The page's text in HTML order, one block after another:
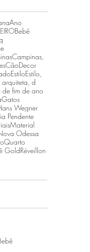
Ano
Bebê
Campinas,
CãoDecor
EstiloEstilo,
arquiteta, d
de fim de ano
Gatos
Wegner
Pendente
Material
Odessa
Quarto
GoldRéveillon